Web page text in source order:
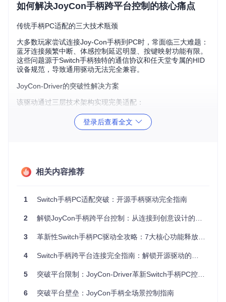
如何解决JoyCon手柄跨平台控制的核心痛点
传统手柄PC适配的三大技术瓶颈
大多数玩家尝试连接Joy-Con手柄到PC时，常面临三大难题：
蓝牙连接频繁中断、体感控制延迟明显、按键映射功能有限。
这些问题源于Switch手柄独特的通信协议和任天堂专属的HID
设备规范，导致通用驱动无法完全兼容。
JoyCon-Driver的突破性解决方案
该驱动通过三层技术架构实现完美适配：
：实时解析Joy-Con的Bluetooth HID协议
：优化体感数据滤波算法，降低延迟
作，同时保留其独特的六轴体感功能。
功能特性
传统蓝牙连
接
JoyCon-Driv
er
提升幅
连接稳定性 易受干扰
抗干扰算法优
85%
体感响应速度 >100ms <20ms
80%
按键映射灵活
固定映射 全自定义 无限制
最多2个
登录后查看全文
相关内容推荐
1 Switch手柄PC适配突破：开源手柄驱动完全指南
2 解锁JoyCon手柄跨平台控制：从连接到创意设计的全流程突破指南
3 革新性Switch手柄PC驱动全攻略：7大核心功能释放跨平台游戏潜力
4 Switch手柄跨平台连接完全指南：解锁开源驱动的无限可能
5 突破平台限制：JoyCon-Driver革新Switch手柄PC控制体验
6 突破平台壁垒：JoyCon手柄全场景控制指南